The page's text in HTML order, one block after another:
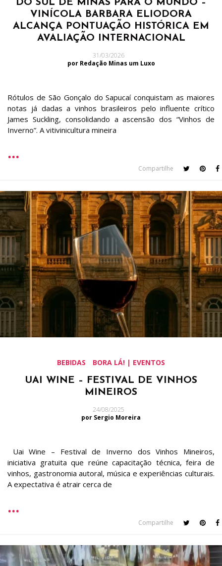
DO SUL DE MINAS PARA O MUNDO –
VINÍCOLA BARBARA ELIODORA
ALCANÇA PONTUAÇÃO HISTÓRICA EM
AVALIAÇÃO INTERNACIONAL
31/03/2026
por Redação Minas um Luxo
Rótulos de São Gonçalo do Sapucaí conquistam as maiores
notas já dadas a vinhos brasileiros pelo influente crítico
James Suckling, consolidando a ascensão dos “Vinhos de
Inverno”. A vitivinicultura mineira
Compartilhe
BEBIDAS BORA LÁ! | EVENTOS
UAI WINE – FESTIVAL DE VINHOS
MINEIROS
24/08/2025
por Sergio Moreira
Uai Wine – Festival de Inverno dos Vinhos Mineiros,
iniciativa gratuita que reúne capacitação técnica, feira de
vinhos, gastronomia autoral, música e experiências culturais.
A expectativa é atrair cerca de
Compartilhe